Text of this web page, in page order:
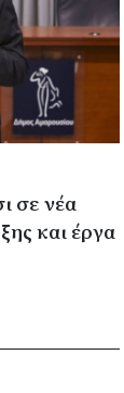
σε νέα
και έργα